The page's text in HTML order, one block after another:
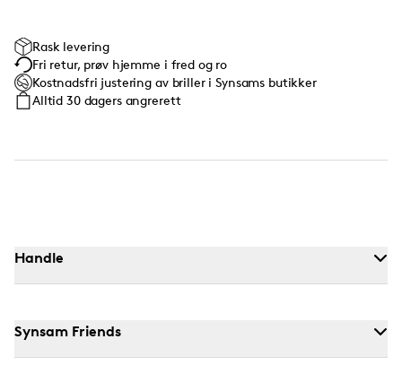
Rask levering
Fri retur, prøv hjemme i fred og ro
Kostnadsfri justering av briller i Synsams butikker
Alltid 30 dagers angrerett
Handle
Synsam Friends